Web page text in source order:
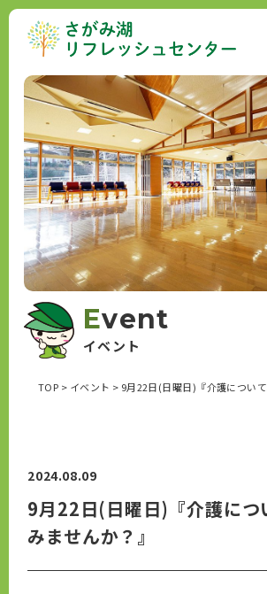
Event
イベント
TOP > イベント > 9月22日(日曜日)『介護につい
2024.08.09
9月22日(日曜日)『介護につ
みませんか？』